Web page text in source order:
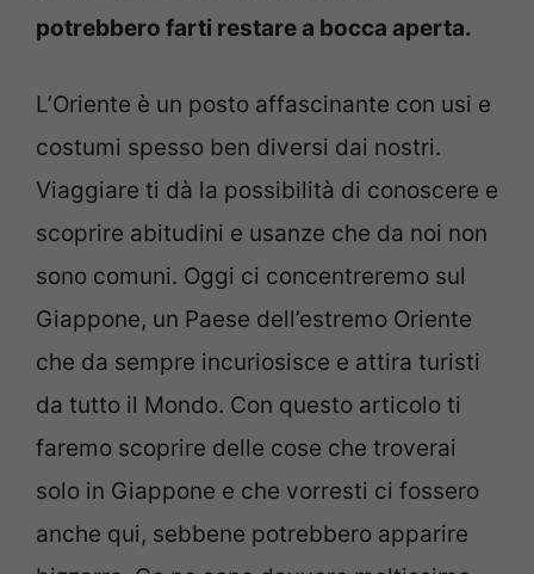
potrebbero farti restare a bocca aperta.
L’Oriente è un posto affascinante con usi e
costumi spesso ben diversi dai nostri.
Viaggiare ti dà la possibilità di conoscere e
scoprire abitudini e usanze che da noi non
sono comuni. Oggi ci concentreremo sul
Giappone, un Paese dell’estremo Oriente
che da sempre incuriosisce e attira turisti
da tutto il Mondo. Con questo articolo ti
faremo scoprire delle cose che troverai
solo in Giappone e che vorresti ci fossero
anche qui, sebbene potrebbero apparire